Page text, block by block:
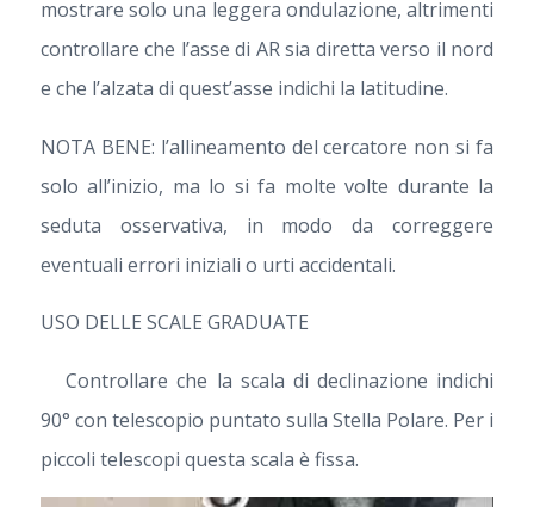
mostrare solo una leggera ondulazione, altrimenti
controllare che l’asse di AR sia diretta verso il nord
e che l’alzata di quest’asse indichi la latitudine.
NOTA BENE: l’allineamento del cercatore non si fa
solo all’inizio, ma lo si fa molte volte durante la
seduta osservativa, in modo da correggere
eventuali errori iniziali o urti accidentali.
USO DELLE SCALE GRADUATE
Controllare che la scala di declinazione indichi
90° con telescopio puntato sulla Stella Polare. Per i
piccoli telescopi questa scala è fissa.